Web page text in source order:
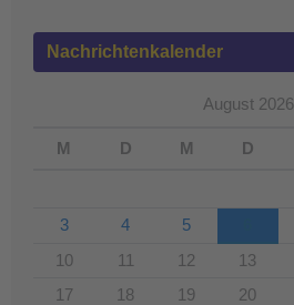
Nachrichtenkalender
August 2026
M D M D
3
4 5
10
11 12 13
17
18 19 20